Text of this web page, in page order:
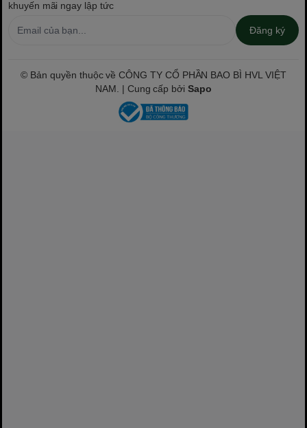
khuyến mãi ngay lập tức
Đăng ký
© Bản quyền thuộc về CÔNG TY CỔ PHẦN BAO BÌ HVL VIỆT
NAM. | Cung cấp bởiSapo